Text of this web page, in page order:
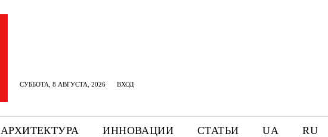
СУББОТА, 8 АВГУСТА, 2026 ВХОД
АРХИТЕКТУРА ИННОВАЦИИ СТАТЬИ UA RU